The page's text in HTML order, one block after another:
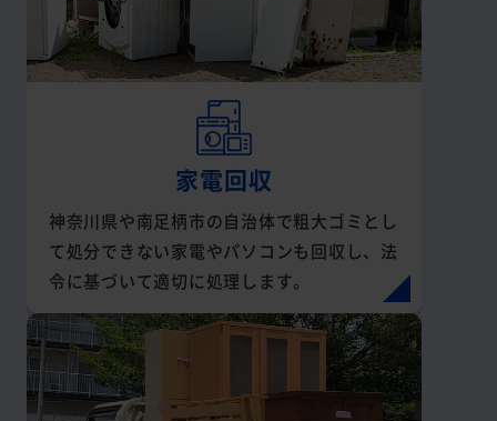
家電回収
神奈川県や南足柄市の自治体で粗大ゴミとし
て処分できない家電やパソコンも回収し、法
令に基づいて適切に処理します。